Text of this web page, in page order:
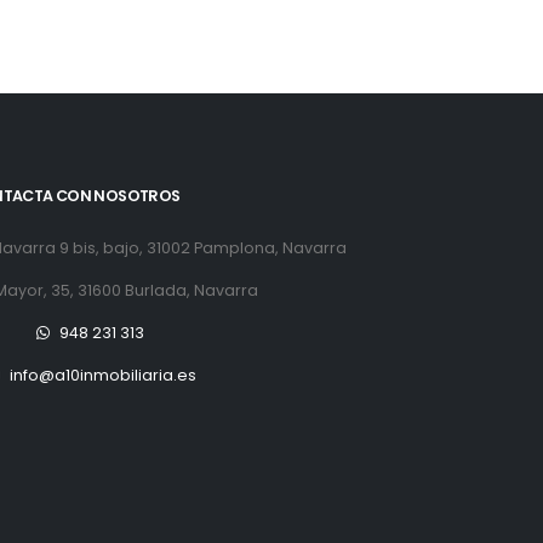
CON NOSOTROS
9 bis, bajo, 31002 Pamplona, Navarra
35, 31600 Burlada, Navarra
948 231 313
info@a10inmobiliaria.es